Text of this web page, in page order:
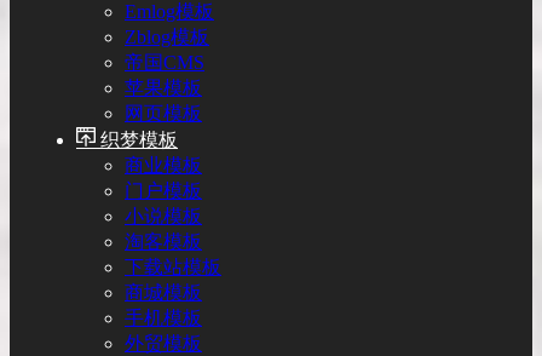
Emlog模板
Zblog模板
帝国CMS
苹果模板
网页模板
织梦模板
商业模板
门户模板
小说模板
淘客模板
下载站模板
商城模板
手机模板
外贸模板